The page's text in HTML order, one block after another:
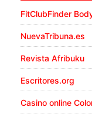
FitClubFinder
NuevaTribuna.es
Revista Afribuku
Escritores.org
Casino online